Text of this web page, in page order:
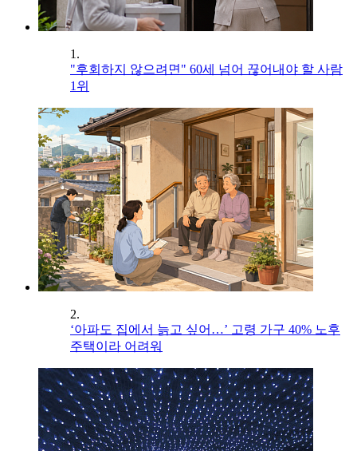
1.
"후회하지 않으려면" 60세 넘어 끊어내야 할 사람
1위
2.
‘아파도 집에서 늙고 싶어…’ 고령 가구 40% 노후
주택이라 어려워